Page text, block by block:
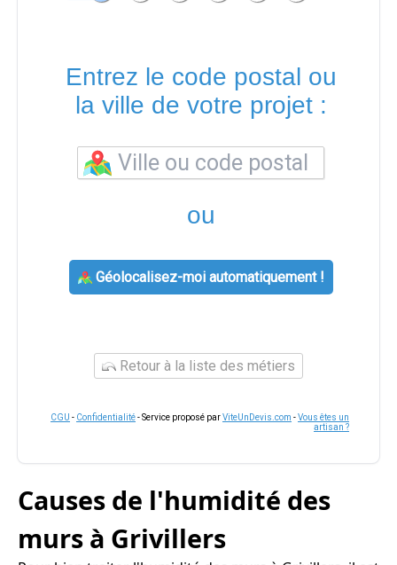
Entrez le code postal ou
la ville de votre projet :
ou
Géolocalisez-moi automatiquement !
Retour à la liste des métiers
CGU - Confidentialité- Service proposé parViteUnDevis.com -Vous êtes un
artisan ?
Causes de l'humidité des
murs à Grivillers